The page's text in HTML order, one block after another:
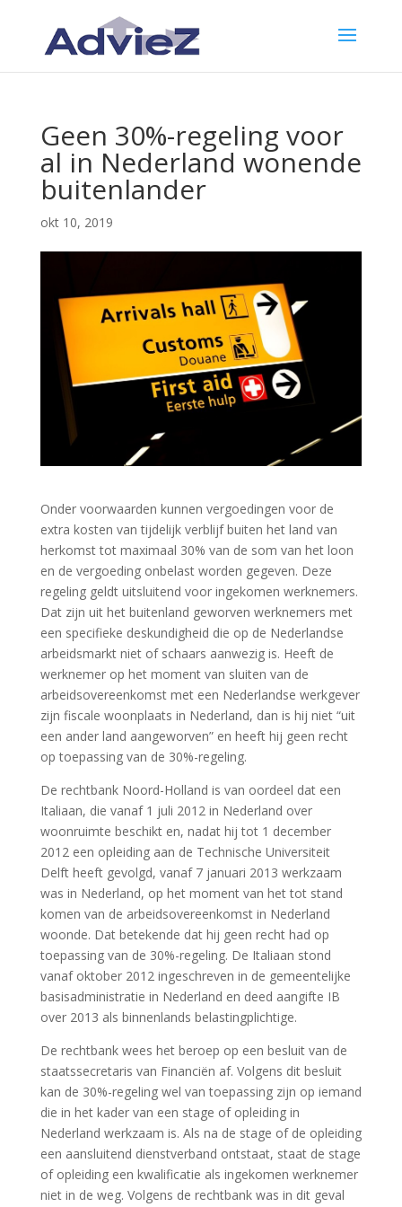
Geen 30%-regeling voor
al in Nederland wonende
buitenlander
okt 10, 2019
Onder voorwaarden kunnen vergoedingen voor de
extra kosten van tijdelijk verblijf buiten het land van
herkomst tot maximaal 30% van de som van het loon
en de vergoeding onbelast worden gegeven. Deze
regeling geldt uitsluitend voor ingekomen werknemers.
Dat zijn uit het buitenland geworven werknemers met
een specifieke deskundigheid die op de Nederlandse
arbeidsmarkt niet of schaars aanwezig is. Heeft de
werknemer op het moment van sluiten van de
arbeidsovereenkomst met een Nederlandse werkgever
zijn fiscale woonplaats in Nederland, dan is hij niet “uit
een ander land aangeworven” en heeft hij geen recht
op toepassing van de 30%-regeling.
De rechtbank Noord-Holland is van oordeel dat een
Italiaan, die vanaf 1 juli 2012 in Nederland over
woonruimte beschikt en, nadat hij tot 1 december
2012 een opleiding aan de Technische Universiteit
Delft heeft gevolgd, vanaf 7 januari 2013 werkzaam
was in Nederland, op het moment van het tot stand
komen van de arbeidsovereenkomst in Nederland
woonde. Dat betekende dat hij geen recht had op
toepassing van de 30%-regeling. De Italiaan stond
vanaf oktober 2012 ingeschreven in de gemeentelijke
basisadministratie in Nederland en deed aangifte IB
over 2013 als binnenlands belastingplichtige.
De rechtbank wees het beroep op een besluit van de
staatssecretaris van Financiën af. Volgens dit besluit
kan de 30%-regeling wel van toepassing zijn op iemand
die in het kader van een stage of opleiding in
Nederland werkzaam is. Als na de stage of de opleiding
een aansluitend dienstverband ontstaat, staat de stage
of opleiding een kwalificatie als ingekomen werknemer
niet in de weg. Volgens de rechtbank was in dit geval